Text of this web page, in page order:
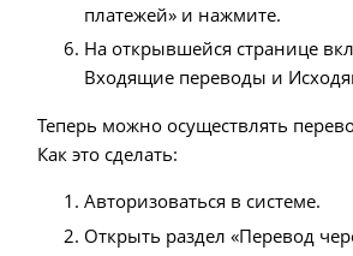
платежей» и нажмите.
На открывшейся странице
Входящие переводы и
Теперь можно осуществлять
Как это сделать:
Авторизоваться в системе.
Открыть раздел «Перевод